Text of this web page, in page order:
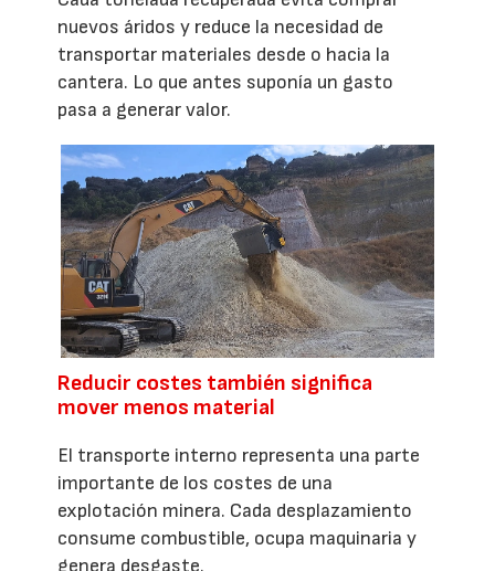
nuevos áridos y reduce la necesidad de
transportar materiales desde o hacia la
cantera. Lo que antes suponía un gasto
pasa a generar valor.
Reducir costes también significa
mover menos material
El transporte interno representa una parte
importante de los costes de una
explotación minera. Cada desplazamiento
consume combustible, ocupa maquinaria y
genera desgaste.